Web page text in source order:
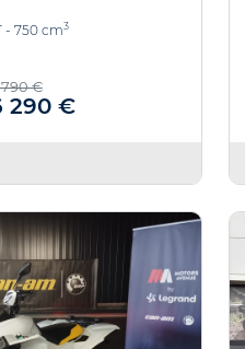
- 750 cm3
€
290 €